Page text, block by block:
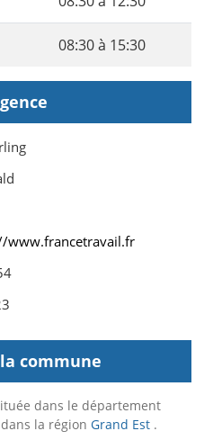
08:30 à 15:30
www.francetravail.fr
commune
dans le département
la région Grand Est .